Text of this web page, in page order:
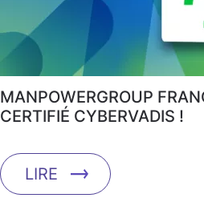
MANPOWERGROUP
CERTIFIÉ CYBERVADIS !
LIRE